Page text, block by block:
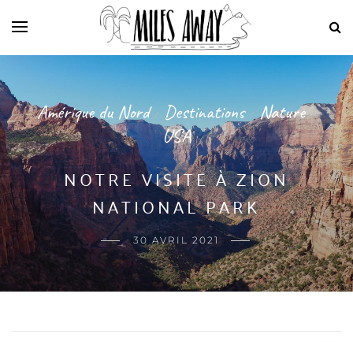
Amérique du Nord / Destinations / Nature /
USA
NOTRE VISITE À ZION
NATIONAL PARK
30 AVRIL 2021